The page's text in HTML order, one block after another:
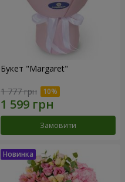
Букет "Margaret"
1 777 грн
Замовити